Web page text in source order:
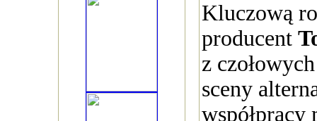
Kluczową
producent
z
sceny